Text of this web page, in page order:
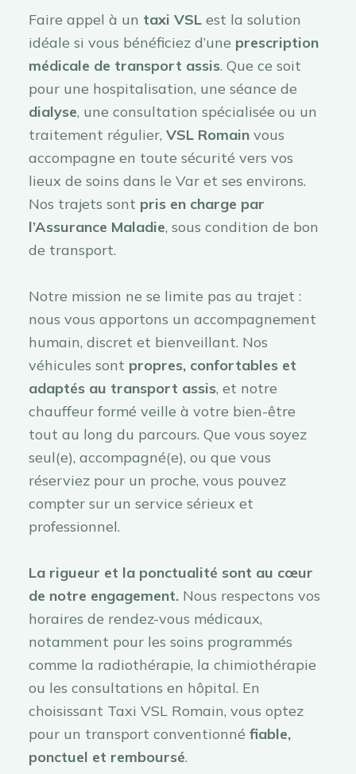
Faire appel à un taxi VSL est la solution
idéale si vous bénéficiez d’une prescription
médicale de transport assis. Que ce soit
pour une hospitalisation, une séance de
dialyse, une consultation spécialisée ou un
traitement régulier, VSL Romain vous
accompagne en toute sécurité vers vos
lieux de soins dans le Var et ses environs.
Nos trajets sont pris en charge par
l’Assurance Maladie, sous condition de bon
de transport.
Notre mission ne se limite pas au trajet :
nous vous apportons un accompagnement
humain, discret et bienveillant. Nos
véhicules sont propres, confortables et
adaptés au transport assis, et notre
chauffeur formé veille à votre bien-être
tout au long du parcours. Que vous soyez
seul(e), accompagné(e), ou que vous
réserviez pour un proche, vous pouvez
compter sur un service sérieux et
professionnel.
La rigueur et la ponctualité sont au cœur
de notre engagement. Nous respectons vos
horaires de rendez-vous médicaux,
notamment pour les soins programmés
comme la radiothérapie, la chimiothérapie
ou les consultations en hôpital. En
choisissant Taxi VSL Romain, vous optez
pour un transport conventionné fiable,
ponctuel et remboursé.